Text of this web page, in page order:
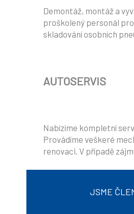
Demontáž, montáž a
proškolený personál
skladování osobních
AUTOSERVIS
Nabízíme kompletní
Provádíme veškeré
renovaci. V případě
JSME